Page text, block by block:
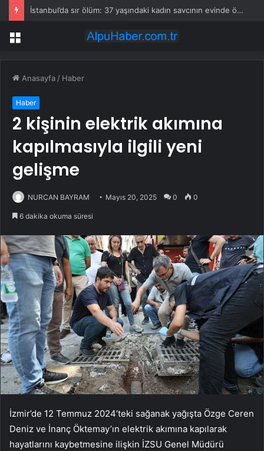
İstanbul’da sır ölüm: 37 yaşındaki kadın savcının evinde ölü bulundu!
Menü
Anasayfa / Haber
Haber
2 kişinin elektrik akımına
kapılmasıyla ilgili yeni
gelişme
NURCAN BAYRAM Mayıs 20, 2025 0 0
6 dakika okuma süresi
İzmir’de 12 Temmuz 2024’teki sağanak yağışta Özge Ceren
Deniz ve İnanç Öktemay’ın elektrik akımına kapılarak
hayatlarını kaybetmesine ilişkin İZSU Genel Müdürü